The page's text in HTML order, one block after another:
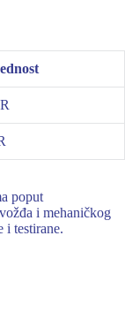
poput
i mehaničkog
i testirane.